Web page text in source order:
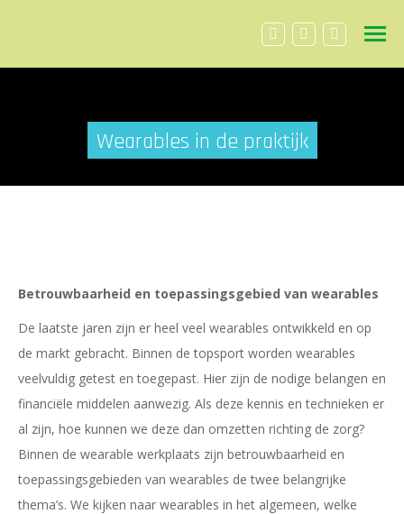
Facebook
page
new
window
Linkedin
page
new
window
YouTube
page
Wearables in de praktijk
Betrouwbaarheid en toepassingsgebied van wearables
De laatste jaren zijn er heel veel wearables ontwikkeld en op
de markt gebracht. Binnen de topsport worden wearables
veelvuldig getest en toegepast. Hier zijn de nodige belangen en
financiële middelen aanwezig. Als deze kennis en technieken er
al zijn, hoe kunnen we deze dan omzetten richting de zorg?
Binnen de wearable werkplaats zijn betrouwbaarheid en
toepassingsgebieden van wearables de twee belangrijke
thema’s. We kijken naar wearables in het algemeen, welke